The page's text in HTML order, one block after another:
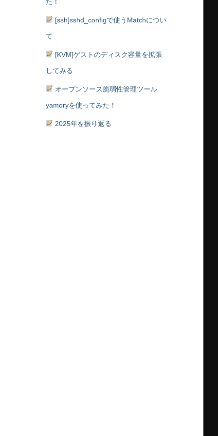
[ssh]sshd_configで使うMatchについ
て
[KVM]ゲストのディスク容量を拡張
してみる
オープンソース脆弱性管理ツール
yamoryを使ってみた！
2025年を振り返る